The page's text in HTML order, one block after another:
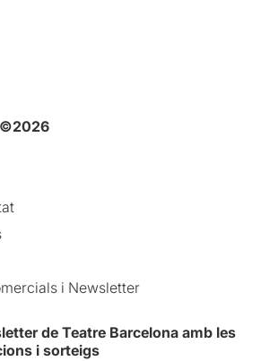
©2026
i Newsletter
de Teatre Barcelona amb les
i sorteigs